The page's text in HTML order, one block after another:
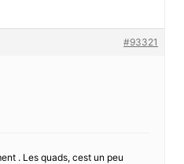
#93321
. Les quads, cest un peu